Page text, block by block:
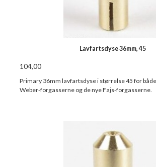
Lavfartsdyse 36mm, 45
104,00
Primary 36mm lavfartsdyse i størrelse 45 for
Weber-forgasserne og de nye Fajs-forgasserne.